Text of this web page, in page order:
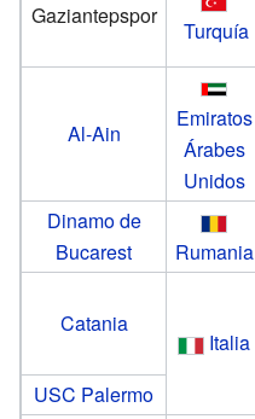
Gaziantepspor
Turquía
Al-Ain
Emiratos
Árabes
Unidos
Dinamo de
Bucarest
Rumania
Catania
Italia
USC Palermo